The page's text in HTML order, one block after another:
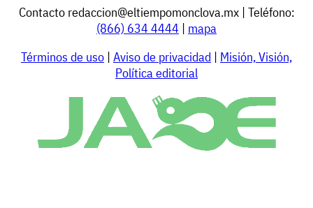
Contacto redaccion@eltiempomonclova.mx| Teléfono:
(866) 634 4444 | mapa
Términos de uso | Aviso de privacidad | Misión, Visión,
Política editorial